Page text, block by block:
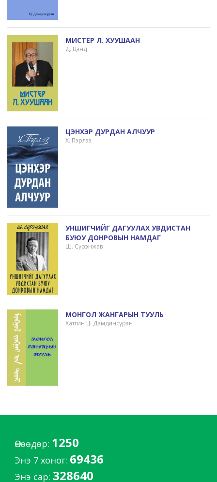
МИСТЕР Л. ХУУШААН
Д. Цэнд
ЦЭНХЭР ДУРДАН АЛЧУУР
Х. Пэрлээ
УНШИГЧИЙГ ДАГУУЛАХ УВДИСТАН
БУЮУ ДОНРОВЫН НАМДАГ
Ш. Сүрэнжав
МОНГОЛ ЖАНГАРЫН ТУУЛЬ
Хатгин Ц. Дамдинсүрэн
Өнөөдөр: 1250
Энэ 7 хоног: 69436
Энэ сар: 328640